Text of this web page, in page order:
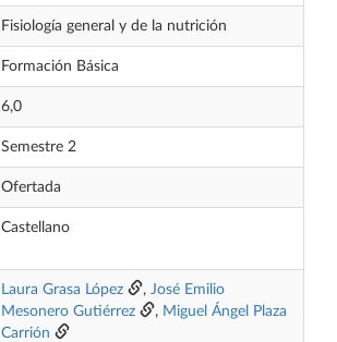
Fisiología general y de la nutrición
Formación Básica
6,0
Semestre 2
Ofertada
Castellano
Laura Grasa López , José Emilio
Mesonero Gutiérrez
, Miguel Ángel Plaza
Carrión